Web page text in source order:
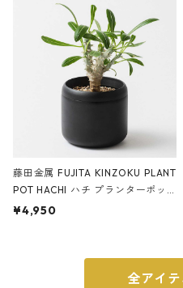
藤田金属 FUJITA KINZOKU PLANT
POT HACHI ハチ プランターポッ
ト 3号 ブラック
¥4,950
全アイ